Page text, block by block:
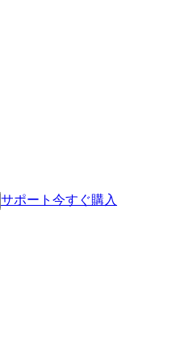
サポート 今すぐ購入